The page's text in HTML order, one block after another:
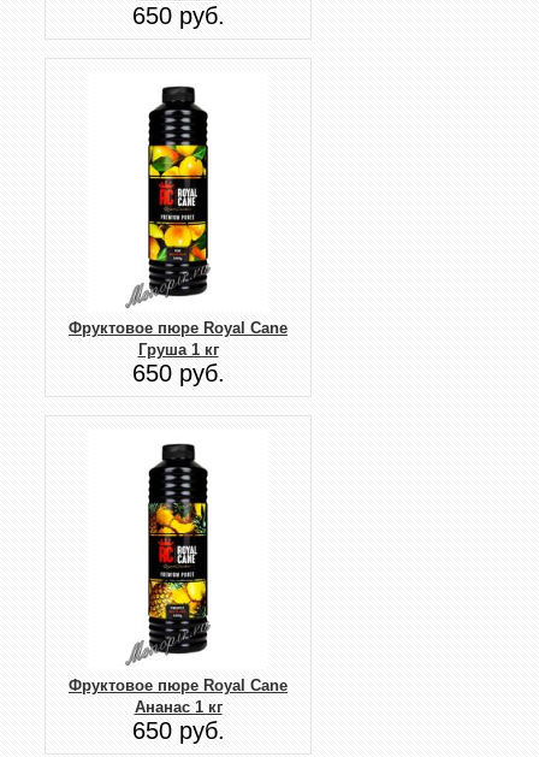
650 руб.
Фруктовое пюре Royal Cane
Груша 1 кг
650 руб.
Фруктовое пюре Royal Cane
Ананас 1 кг
650 руб.